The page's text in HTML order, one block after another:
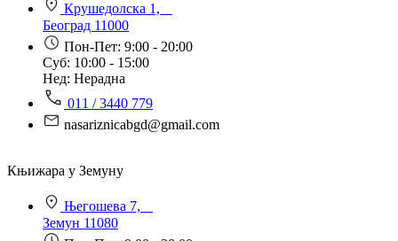
Крушедолска 1,
Београд 11000
Пон-Пет: 9:00 - 20:00
Суб: 10:00 - 15:00
Нед: Нерадна
011 / 3440 779
nasariznicabgd@gmail.com
Књижара у Земуну
Његошева 7,
Земун 11080